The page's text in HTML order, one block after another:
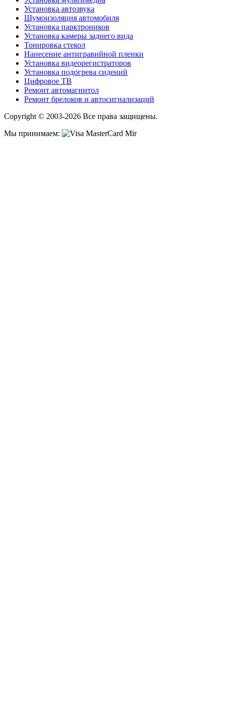
Установка автозвука
Шумоизоляция автомобиля
Установка парктроников
Установка камеры заднего вида
Тонировка стекол
Нанесение антигравийной пленки
Установка видеорегистраторов
Установка подогрева сидений
Цифровое ТВ
Ремонт автомагнитол
Ремонт брелоков и автосигнализаций
Copyright © 2003-2026 Все права защищены.
Мы принимаем: